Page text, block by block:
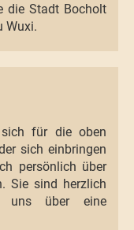
die Stadt Bocholt
Wuxi.
für die oben
sich einbringen
persönlich über
Sie sind herzlich
uns über eine